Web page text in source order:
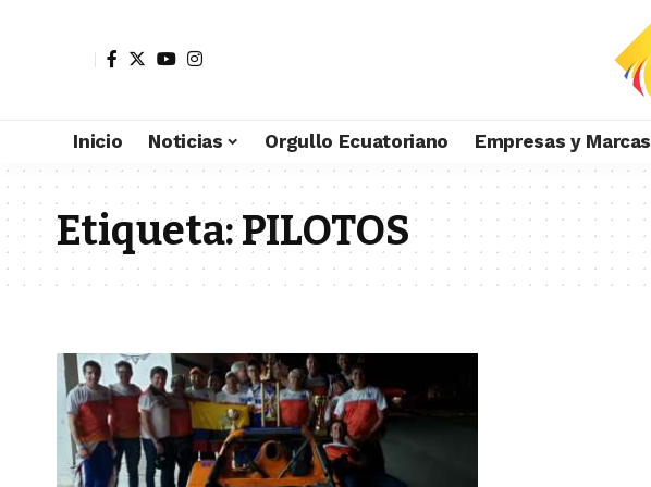
Inicio Noticias Orgullo Ecuatoriano Empresas y Marcas
Etiqueta:PILOTOS